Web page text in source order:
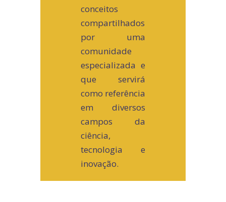
conceitos
compartilhados
por uma
comunidade
especializada e
que servirá
como referência
em diversos
campos da
ciência,
tecnologia e
inovação.